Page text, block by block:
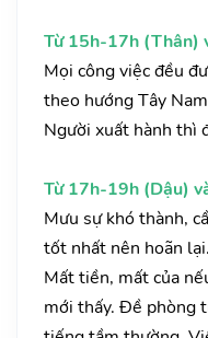
Từ 15h-17h (Thân)
Mọi công việc đều
theo hướng Tây
Người xuất hành thì
Từ 17h-19h (Dậu)
Mưu sự khó thành,
tốt nhất nên hoãn
Mất tiền, mất của
mới thấy. Đề phòng